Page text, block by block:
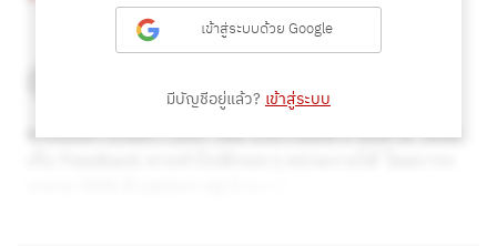
เข้าสู่ระบบด้วย Google
มีบัญชีอยู่แล้ว? เข้าสู่ระบบ